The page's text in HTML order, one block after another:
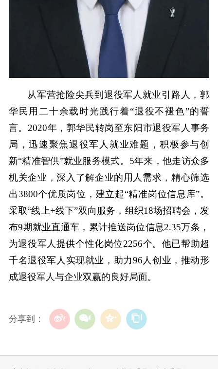
从军营抢险尖兵到退役军人就业引路人，郭
华民用二十余载时光践行着“退役不褪色”的誓
言。2020年，郭华民转岗至东阳市退役军人事务
局，迅速聚焦退役军人就业难题，积极参与创
新“精准智供”就业服务模式。5年来，他走访众多
机关企业，深入了解企业的用人需求，精心筛选
出3800个优质岗位，建立起“精准岗位信息库”。
采取“线上+线下”双向服务，组织18场招聘会，发
布9期就业直通车，累计推送岗位信息2.35万条，
为退役军人提供个性化岗位2256个。他已帮助超
千名退役军人实现就业，助力96人创业，推动形
成退役军人与企业双赢的良好局面。
分享到：